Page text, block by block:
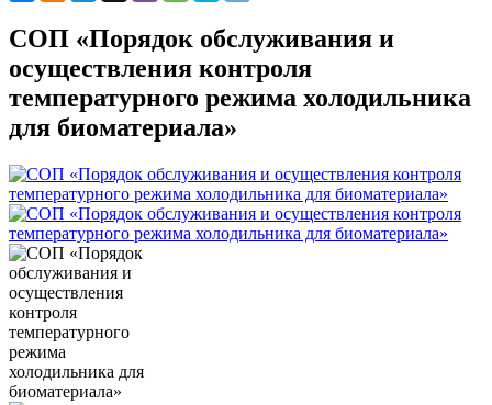
СОП «Порядок обслуживания и
осуществления контроля
температурного режима холодильника
для биоматериала»